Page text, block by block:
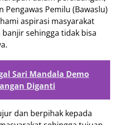
Pengawas Pemilu (Bawaslu)
aspirasi masyarakat
sehingga tidak bisa
Sari Mandala Demo
Diganti
dan berpihak kepada